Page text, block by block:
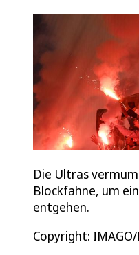
Die Ultras
Blockfahne, um
entgehen.
Copyright: